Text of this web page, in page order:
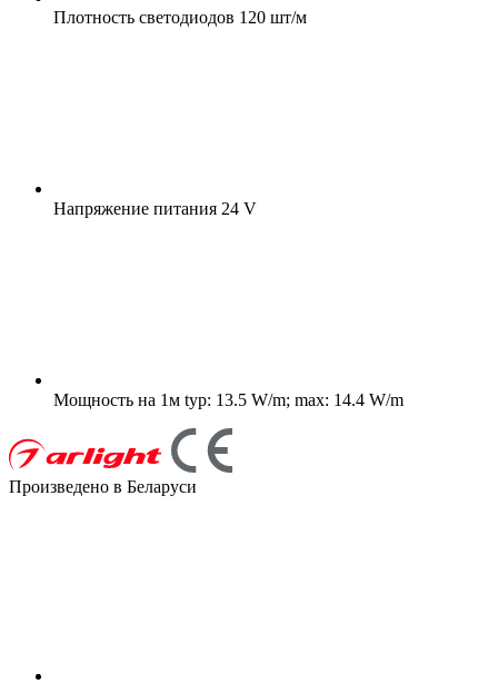
Плотность светодиодов 120 шт/м
Напряжение питания 24 V
Мощность на 1м typ: 13.5 W/m; max: 14.4 W/m
Произведено в Беларуси